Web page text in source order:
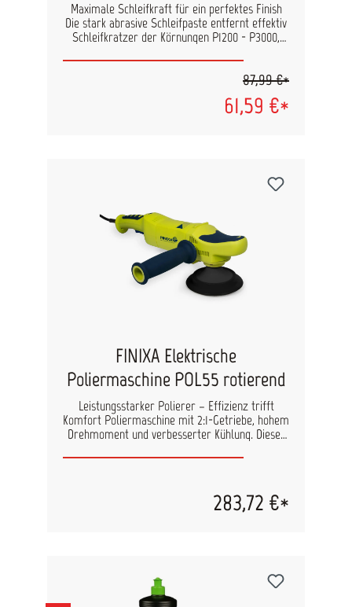
Maximale Schleifkraft für ein perfektes Finish
Die stark abrasive Schleifpaste entfernt effektiv
Schleifkratzer der Körnungen P1200 - P3000,
Lackdefekte. Lässt sich leicht abwischen, bietet
lange Verarbeitungszeit und sorgt für ein
geringerer Verbrauch Sehr leicht abzuwischen
Schleifpaste Plus Extrem 51815 1Kg Polierpad
61,59 €*
87,99 €*
FINIXA Elektrische
Poliermaschine POL55 rotierend
Leistungsstarker Polierer – Effizienz trifft
Komfort Poliermaschine mit 2:1-Getriebe, hohem
Drehmoment und verbesserter Kühlung. Dieser
langlebige Polierarbeiten. Leicht, handlich und
Leistung 2:1-Getriebe für starkes Drehmoment
bei niedriger Drehzahl Drehzahl regelbar von
120mm Tellerbewegung: rotierend
Tellergewinde: M14 Geräuschpegel: 89 db
283,72 €*